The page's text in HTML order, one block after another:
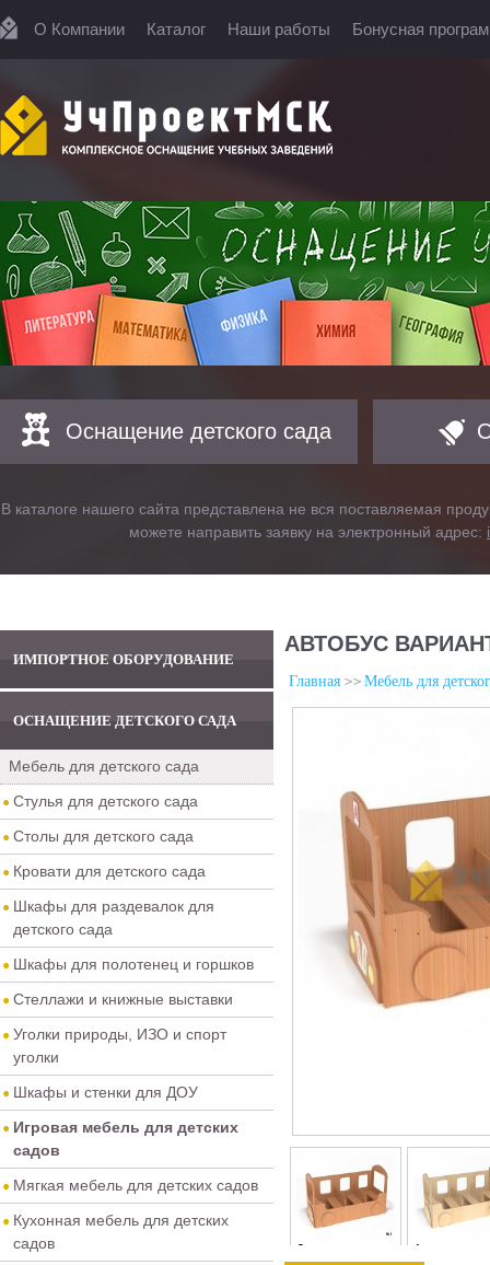
О Компании Каталог Наши работы Бонусная
Оснащение детского сада
В каталоге нашего сайта представлена не вся поставляемая
можете направить заявку на электронный адрес:
ИМПОРТНОЕ ОБОРУДОВАНИЕ
ОСНАЩЕНИЕ ДЕТСКОГО САДА
Мебель для детского сада
Стулья для детского сада
Столы для детского сада
Кровати для детского сада
Шкафы для раздевалок для
детского сада
Шкафы для полотенец и горшков
Стеллажи и книжные выставки
Уголки природы, ИЗО и спорт
уголки
Шкафы и стенки для ДОУ
Игровая мебель для детских
садов
Мягкая мебель для детских садов
Кухонная мебель для детских
садов
АВТОБУС
Главная Мебель для
0 1